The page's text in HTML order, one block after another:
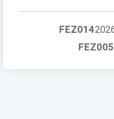
FEZ014
FEZ005